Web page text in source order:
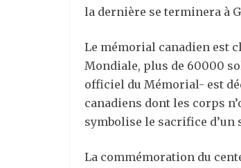
la dernière se terminera à
Le mémorial canadien est
Mondiale, plus de 60000
officiel du Mémorial- est
canadiens dont les corps
symbolise le sacrifice d’un
La commémoration du